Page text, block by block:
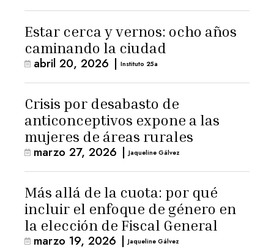
Estar cerca y vernos: ocho años
caminando la ciudad
abril 20, 2026 | Instituto 25a
Crisis por desabasto de
anticonceptivos expone a las
mujeres de áreas rurales
marzo 27, 2026 | Jaqueline Gálvez
Más allá de la cuota: por qué
incluir el enfoque de género en
la elección de Fiscal General
marzo 19, 2026 | Jaqueline Gálvez